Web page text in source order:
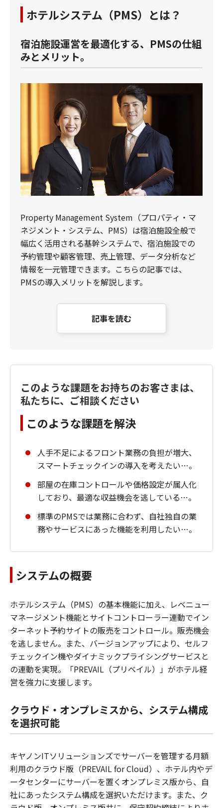
ホテルシステム（PMS）とは？
宿泊施設運営を最適化する、PMSの仕組
みとメリット。
Property Management System（プロパティ・マ
ネジメント・システム、PMS）は宿泊施設全般で
幅広く活用される基幹システムで、宿泊施設での
予約管理や顧客管理、売上管理、データ分析など
情報を一元管理できます。こちらの記事では、
PMSの導入メリットを解説します。
記事を読む
このような課題をお持ちのお客さまは、
私たちに、ご相談ください
このような課題を解決
人手不足によるフロント業務の負担が増大、
スマートチェックインの導入を考えたい…。
部屋の在庫コントロールや価格設定が属人化
しており、最適な収益機会を逃している…。
標準のPMSでは業務に合わず、自社独自の業
務やサービスにあった機能を利用したい…。
システムの概要
ホテルシステム（PMS）の基本機能に加え、レベニュー
マネージメント機能とサイトコントローラー連動でイン
ターネット予約サイトの販売をコントロール。販売機会
を逃しません。また、バージョンアップにより、セルフ
チェックイン機やダイナミックプライシングサービスと
の連動を実現。「PREVAIL（プリベイル）」がホテル経
営を強力に支援します。
クラウド・オンプレミスから、システム構成
を選択可能
キヤノンITソリューションズでサーバーを管理する月額
利用のクラウド版（PREVAIL for Cloud）、ホテル内やデ
ータセンターにサーバーを置くオンプレミス版から、自
社にあったシステム構成を選択いただけます。また、ク